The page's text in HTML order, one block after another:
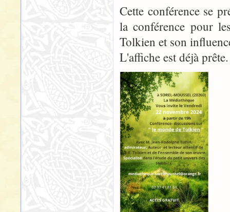
Cette conférence se
la conférence pour
Tolkien et son
L'affiche est déjà prête.